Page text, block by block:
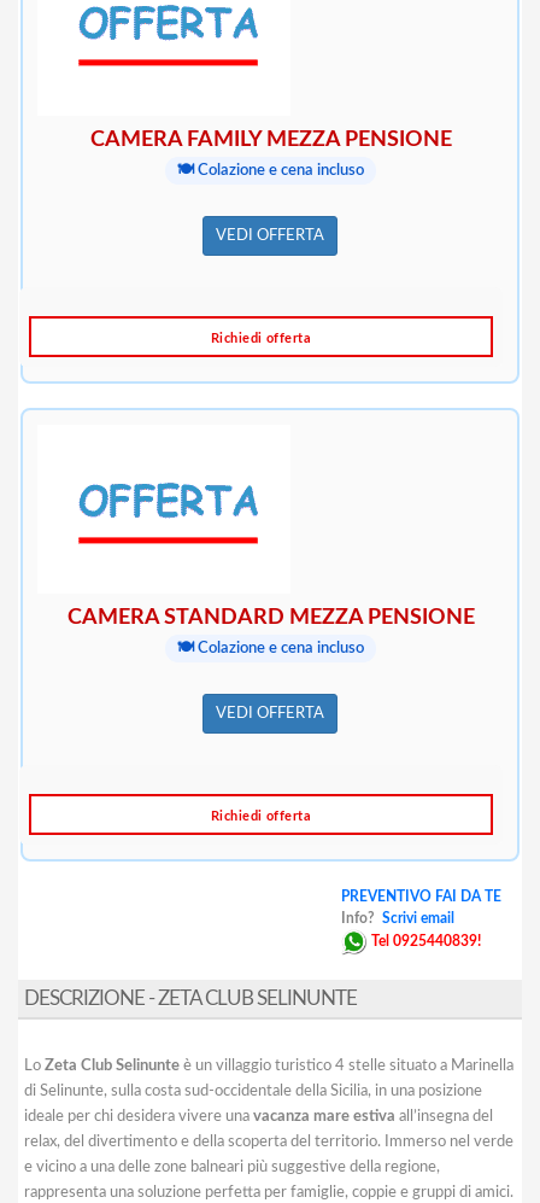
CAMERA FAMILY MEZZA PENSIONE
🍽️ Colazione e cena incluso
VEDI OFFERTA
Richiedi offerta
CAMERA STANDARD MEZZA PENSIONE
🍽️ Colazione e cena incluso
VEDI OFFERTA
Richiedi offerta
PREVENTIVO FAI DA TE
Info? Scrivi email
Tel 0925440839!
DESCRIZIONE - ZETA CLUB SELINUNTE
Lo Zeta Club Selinunte è un villaggio turistico 4 stelle situato a Marinella
di Selinunte, sulla costa sud-occidentale della Sicilia, in una posizione
ideale per chi desidera vivere una vacanza mare estiva all’insegna del
relax, del divertimento e della scoperta del territorio. Immerso nel verde
e vicino a una delle zone balneari più suggestive della regione,
rappresenta una soluzione perfetta per famiglie, coppie e gruppi di amici.